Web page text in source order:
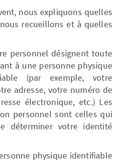
nous expliquons quelles
recueillons et à quelles
personnel désignent toute
à une personne physique
(par exemple, votre
adresse, votre numéro de
électronique, etc.) Les
personnel sont celles qui
déterminer votre identité
physique identifiable